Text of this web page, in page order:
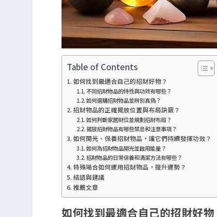
Table of Contents
如何找到最適合自己的招財好物？
不同招財物品的特性與功效有哪些？
如何選購招財物品並辨別真偽？
招財物品的正確擺放位置與布局訣竅？
如何判斷家居財位並規劃招財布局？
擺放招財物品有哪些禁忌和注意事項？
如何開光、保養招財物品，讓它們持續發揮功效？
如何為招財物品開光並啟用能量？
招財物品的日常保養和清潔方法有哪些？
特殊場合如何運用招財物品，提升運勢？
結語與建議
推薦文章
如何找到最適合自己的招財好